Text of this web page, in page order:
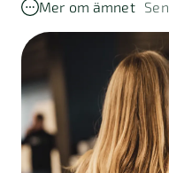
Finansiering
Företagande
Marknadsföring
Mer om ämnet